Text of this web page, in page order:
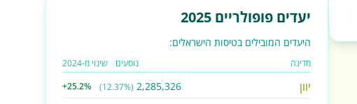
יעדים פופולריים 2025
היעדים המובילים בטיסות הישראלים:
מדינה נוסעים שינוי מ-2024
יוון 2,285,326
(12.37%)
+25.2%